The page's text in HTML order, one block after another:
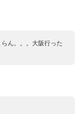
ん。。。大阪行った